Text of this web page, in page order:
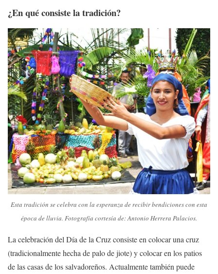
¿En qué consiste la tradición?
Esta tradición se celebra con la esperanza de recibir bendiciones con esta
época de lluvia. Fotografía cortesía de: Antonio Herrera Palacios.
La celebración del Día de la Cruz consiste en colocar una cruz
(tradicionalmente hecha de palo de jiote) y colocar en los patios
de las casas de los salvadoreños. Actualmente también puede